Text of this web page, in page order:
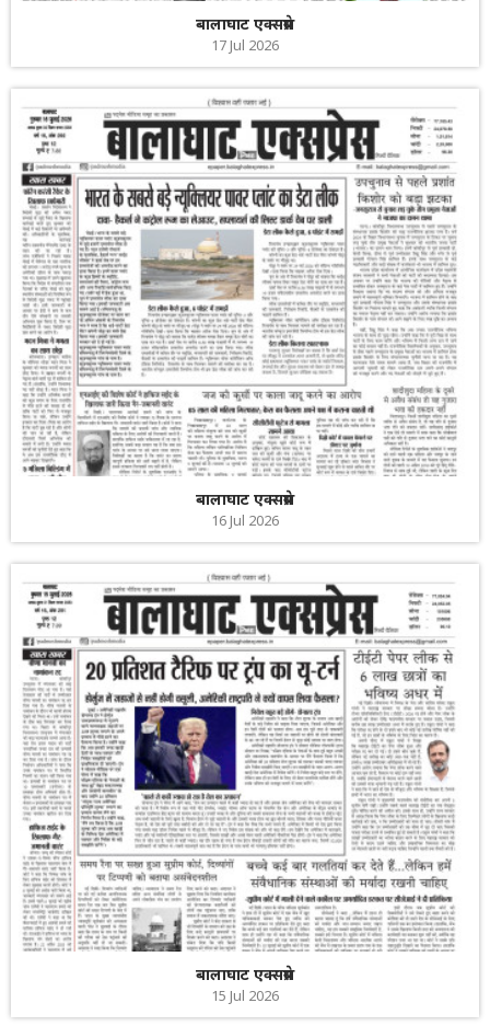
बालाघाट एक्सप्रेस
17 Jul 2026
बालाघाट एक्सप्रेस
16 Jul 2026
बालाघाट एक्सप्रेस
15 Jul 2026